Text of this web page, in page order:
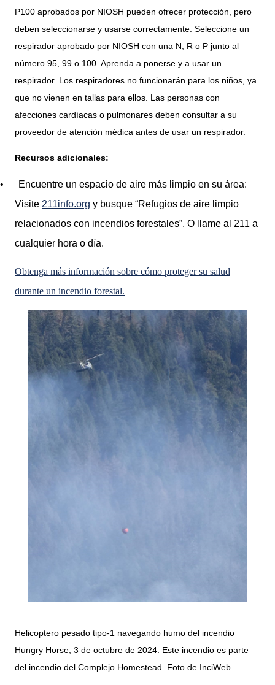
P100 aprobados por NIOSH pueden ofrecer protección, pero
deben seleccionarse y usarse correctamente. Seleccione un
respirador aprobado por NIOSH con una N, R o P junto al
número 95, 99 o 100. Aprenda a ponerse y a usar un
respirador. Los respiradores no funcionarán para los niños, ya
que no vienen en tallas para ellos. Las personas con
afecciones cardíacas o pulmonares deben consultar a su
proveedor de atención médica antes de usar un respirador.
Recursos adicionales:
•
Encuentre un espacio de aire más limpio en su área:
Visite 211info.org y busque “Refugios de aire limpio
relacionados con incendios forestales”. O llame al 211 a
cualquier hora o día.
Obtenga más información sobre cómo proteger su salud
durante un incendio forestal.
Helicoptero pesado tipo-1 navegando humo del incendio
Hungry Horse, 3 de octubre de 2024. Este incendio es parte
del incendio del Complejo Homestead. Foto de InciWeb.